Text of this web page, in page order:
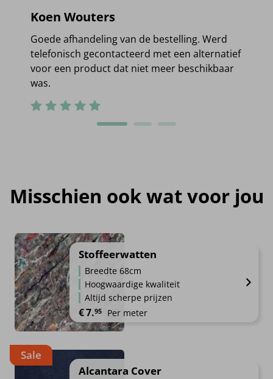
Koen Wouters
Goede afhandeling van de bestelling. Werd
telefonisch gecontacteerd met een alternatief
voor een product dat niet meer beschikbaar
was.
Misschien ook wat voor jou
Stoffeerwatten
Breedte 68cm
Hoogwaardige kwaliteit
Altijd scherpe prijzen
€7.95 Per meter
Sale
Alcantara Cover